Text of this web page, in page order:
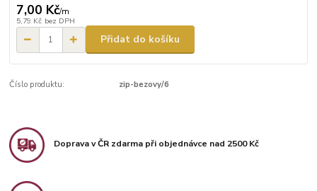
7,00 Kč/m
5,79 Kč bez DPH
Přidat do košíku
Číslo produktu: zip-bezovy/6
Doprava v ČR zdarma při objednávce nad 2500 Kč